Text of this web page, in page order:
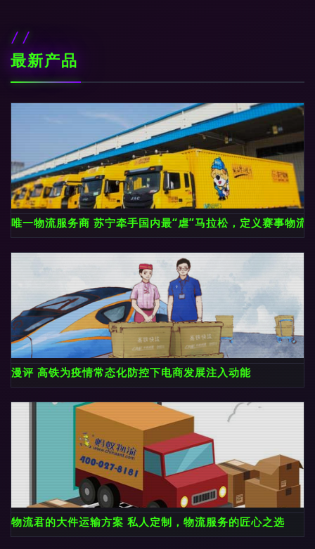
最新产品
唯一物流服务商 苏宁牵手国内最“虐”马拉松，定义赛事物流
漫评 高铁为疫情常态化防控下电商发展注入动能
物流君的大件运输方案 私人定制，物流服务的匠心之选